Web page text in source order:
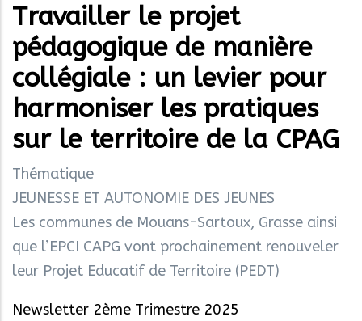
Travailler le projet
pédagogique de manière
collégiale : un levier pour
harmoniser les pratiques
sur le territoire de la CPAG
Thématique
JEUNESSE ET AUTONOMIE DES JEUNES
Les communes de Mouans-Sartoux, Grasse ainsi
que l’EPCI CAPG vont prochainement renouveler
leur Projet Educatif de Territoire (PEDT)
Newsletter 2ème Trimestre 2025